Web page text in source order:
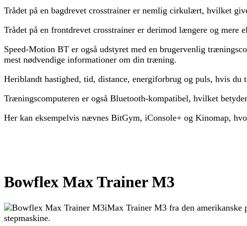
Trådet på en bagdrevet crosstrainer er nemlig cirkulært, hvilket
Trådet på en frontdrevet crosstrainer er derimod længere og
Speed-Motion BT er også udstyret med en brugervenlig
mest nødvendige informationer om din træning.
Heriblandt hastighed, tid, distance, energiforbrug og puls, hvis
Træningscomputeren er også Bluetooth-kompatibel, hvilket
Her kan eksempelvis nævnes BitGym, iConsole+ og Kinomap,
Bowflex Max Trainer M3
Max Trainer M3 fra den amerikanske
stepmaskine.